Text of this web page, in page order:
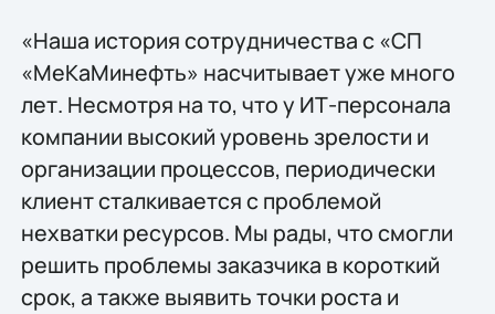
«Наша история сотрудничества с «СП
«МеКаМинефть» насчитывает уже много
лет. Несмотря на то, что у ИТ-персонала
компании высокий уровень зрелости и
организации процессов, периодически
клиент сталкивается с проблемой
нехватки ресурсов. Мы рады, что смогли
решить проблемы заказчика в короткий
срок, а также выявить точки роста и